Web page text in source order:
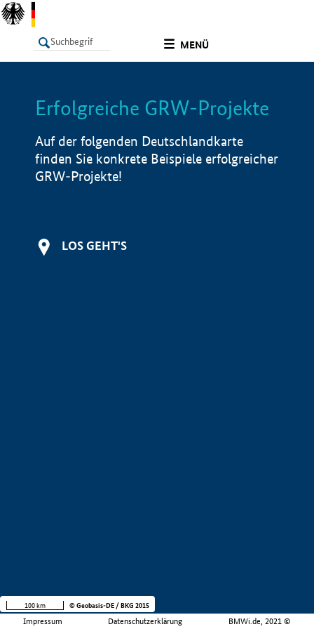
MENÜ
LISTE Info
Erfolgreiche GRW-Projekte
Auf der folgenden Deutschlandkarte
finden Sie konkrete Beispiele erfolgreicher
GRW-Projekte!
LOS GEHT'S
Impressum Datenschutzerklärung BMWi.de, 2021 ©
100 km © Geobasis-DE / BKG 2015